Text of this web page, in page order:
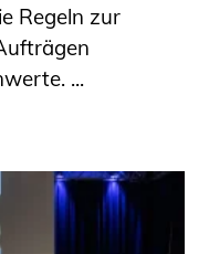
Regeln zur
...